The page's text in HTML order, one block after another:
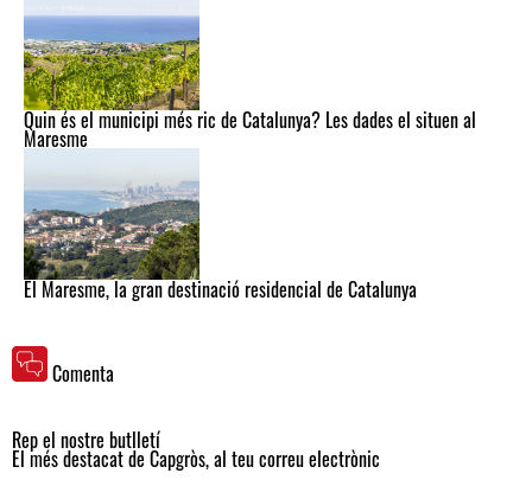
Quin és el municipi més ric de Catalunya? Les dades el situen al
Maresme
El Maresme, la gran destinació residencial de Catalunya
Comenta
Rep el nostre butlletí
El més destacat de Capgròs, al teu correu electrònic